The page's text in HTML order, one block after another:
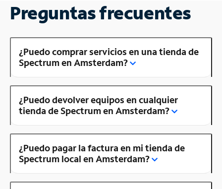
Preguntas frecuentes
¿Puedo comprar servicios en una tienda de
Spectrum en Amsterdam?
¿Puedo devolver equipos en cualquier
tienda de Spectrum en Amsterdam?
¿Puedo pagar la factura en mi tienda de
Spectrum local en Amsterdam?